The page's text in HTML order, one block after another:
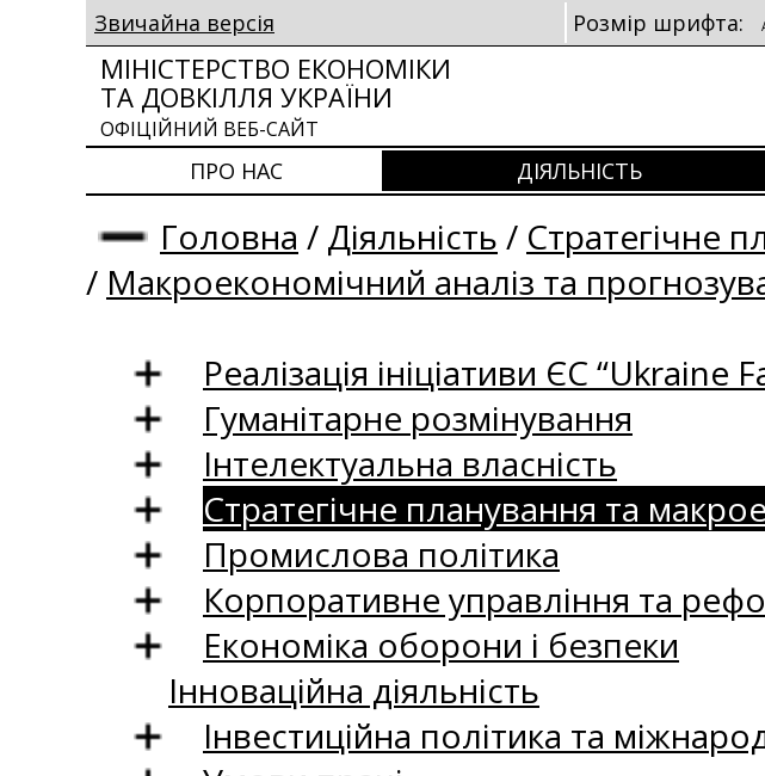
Звичайна версія Розмір шрифта:
МІНІСТЕРСТВО ЕКОНОМІКИ
ТА ДОВКІЛЛЯ УКРАЇНИ
ОФІЦІЙНИЙ ВЕБ-САЙТ
ПРО НАС ДІЯЛЬНІСТЬ
Головна / Діяльність / Стратегічне
/ Макроекономічний аналіз та
Реалізація ініціативи ЄС “Ukraine
Гуманітарне розмінування
Інтелектуальна власність
Стратегічне планування та
Промислова політика
Корпоративне управління та
Економіка оборони і безпеки
Інноваційна діяльність
Інвестиційна політика та